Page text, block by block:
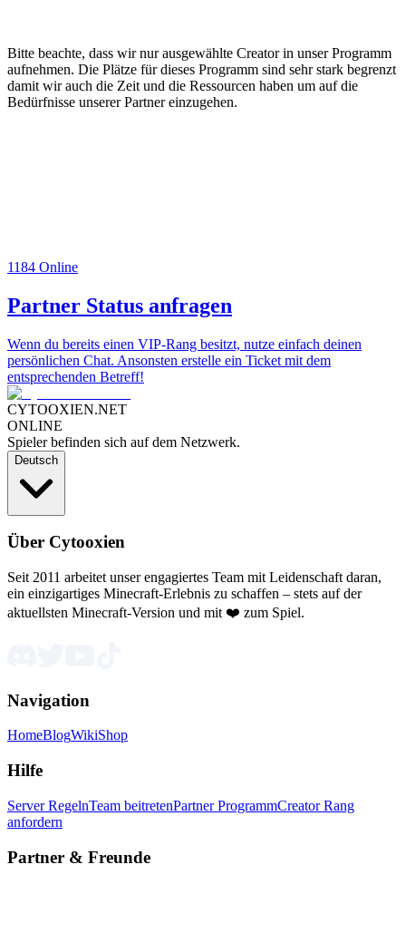
Bitte beachte, dass wir nur ausgewählte Creator in unser Programm
aufnehmen. Die Plätze für dieses Programm sind sehr stark begrenzt
damit wir auch die Zeit und die Ressourcen haben um auf die
Bedürfnisse unserer Partner einzugehen.
1184 Online
Partner Status anfragen
Wenn du bereits einen VIP-Rang besitzt, nutze einfach deinen
persönlichen Chat. Ansonsten erstelle ein Ticket mit dem
entsprechenden Betreff!
CYTOOXIEN.NET
ONLINE
Spieler befinden sich auf dem Netzwerk.
Deutsch
Über Cytooxien
Seit 2011 arbeitet unser engagiertes Team mit Leidenschaft daran,
ein einzigartiges Minecraft-Erlebnis zu schaffen – stets auf der
aktuellsten Minecraft-Version und mit ❤️ zum Spiel.
Navigation
HomeBlogWikiShop
Hilfe
Server RegelnTeam beitretenPartner ProgrammCreator Rang
anfordern
Partner & Freunde